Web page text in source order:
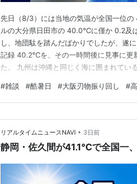
先日（8/3）には当地の気温が全国一位
ルの大分県日田市の 40.0℃に僅か 0.2及
し、地団駄を踏んだばかりでしたが、遂
記録 40.2℃を、その一時間後に見事に
た。 九州は沖縄と同じく海に囲まれてい
はありませんでした。 ちなみに、九州の
39.9…
#雑談 #酷暑日 #大阪刃物振り回し #
リアルタイムニュースNAVI • 3日前
静岡・佐久間が41.1℃で全国一